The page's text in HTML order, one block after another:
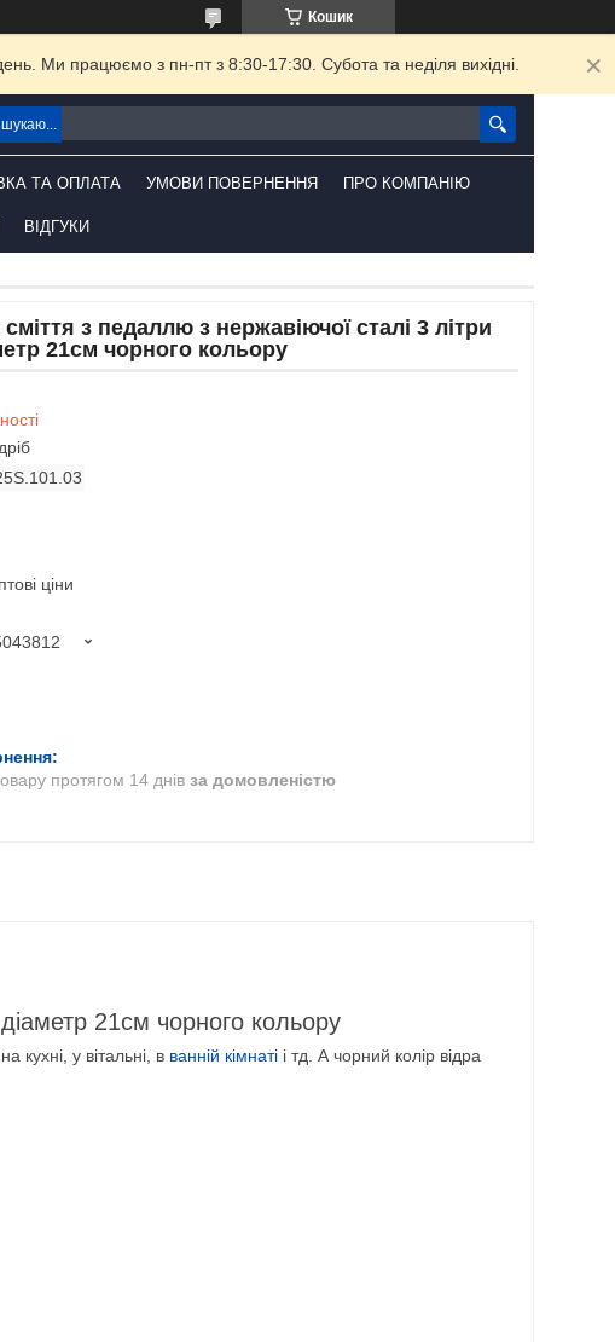
Кошик
Ми працюємо з пн-пт з 8:30-17:30. Субота та неділя вихідні.
ТА ОПЛАТА УМОВИ ПОВЕРНЕННЯ ПРО КОМПАНІЮ
ВІДГУКИ
з педаллю з нержавіючої сталі 3 літри
21см чорного кольору
ціни
протягом 14 днів за домовленістю
21см чорного кольору
кухні, у вітальні, в ванній кімнаті і тд. А чорний колір відра